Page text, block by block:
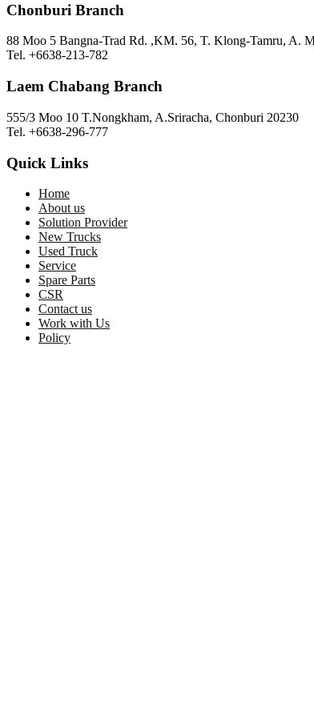
Chonburi Branch
88 Moo 5 Bangna-Trad Rd. ,KM. 56, T. Klong-Tamru, A.
Tel. +6638-213-782
Laem Chabang Branch
555/3 Moo 10 T.Nongkham, A.Sriracha, Chonburi 20230
Tel. +6638-296-777
Quick Links
Home
About us
Solution Provider
New Trucks
Used Truck
Service
Spare Parts
CSR
Contact us
Work with Us
Policy